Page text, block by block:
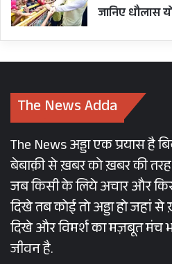
जानिए धौलास
The News Adda
The News अड्डा एक प्रयास है
बेबाक़ी से ख़बर को ख़बर की
जब किसी के लिये अचार और
दिखे तब कोई तो अड्डा हो जहां से
दिखे और विमर्श का मज़बूत मंच
जीवन है.